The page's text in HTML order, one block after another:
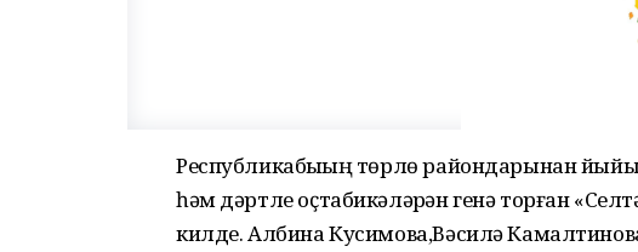
Республикабыҙҙың төрлө райондарынан
һәм дәртле оҫтабикәләрҙән генә торған
килде. Албина Кусимова,Вәсилә